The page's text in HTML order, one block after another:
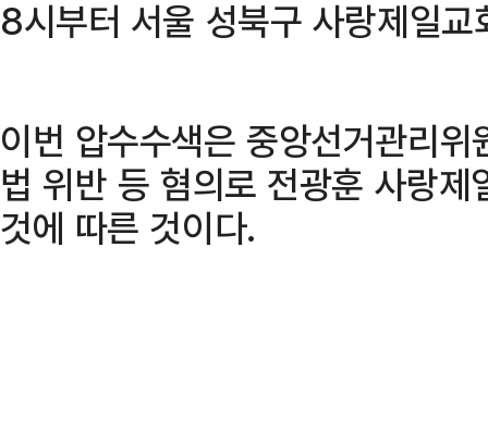
8시부터 서울 성북구 사랑제일
이번 압수수색은 중앙선거관리
법 위반 등 혐의로 전광훈 사랑
것에 따른 것이다.